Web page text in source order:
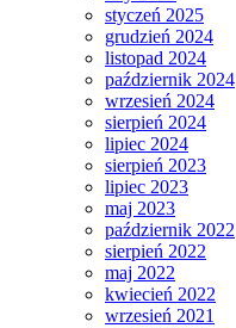
styczeń 2025
grudzień 2024
listopad 2024
październik 2024
wrzesień 2024
sierpień 2024
lipiec 2024
sierpień 2023
lipiec 2023
maj 2023
październik 2022
sierpień 2022
maj 2022
kwiecień 2022
wrzesień 2021